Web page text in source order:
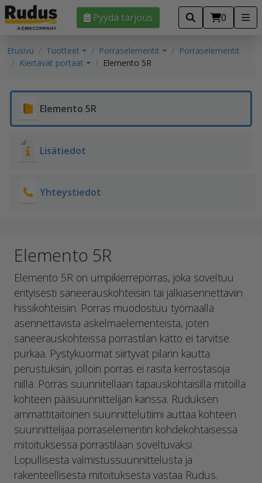
Pyydä tarjous 0
Etusivu Tuotteet Porraselementit
Porraselementit
Kiertävät portaat
Elemento 5R
Elemento 5R
Lisätiedot
Yhteystiedot
Elemento 5R
Elemento 5R on umpikierreporras, joka soveltuu
erityisesti saneerauskohteisiin tai jälkiasennettaviin
hissikohteisiin. Porras muodostuu työmaalla
asennettavista askelmaelementeistä, joten
saneerauskohteissa porrastilan katto ei tarvitse
purkaa. Pystykuormat siirtyvät pilarin kautta
perustuksiin, jolloin porras ei rasita kerrostasoja
niillä. Porras suunnitellaan tapauskohtaisilla mitoilla
kohteen pääsuunnittelijan kanssa. Ruduksen
ammattitaitoinen suunnittelutiimi auttaa kohteen
suunnittelijaa porraselementin kohdekohtaisessa
mitoituksessa porrastilaan soveltuvaksi.
Lopullisesta valmistussuunnittelusta ja
rakenteellisesta mitoituksesta vastaa Rudus.